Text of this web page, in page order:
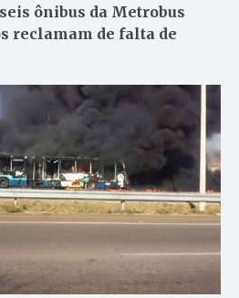
ônibus da Metrobus
reclamam de falta de